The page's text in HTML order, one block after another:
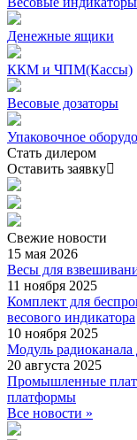
Денежные ящики
ККМ и ЧПМ(Кассы)
Весовые дозаторы
Упаковочное
Стать дилером
Оставить заявку
Свежие новости
15 мая 2026
Весы для
11 ноября 2025
Комплект для
весового индикатора
10 ноября 2025
Модуль радиоканала
20 августа 2025
Промышленные
платформы
Все новости »